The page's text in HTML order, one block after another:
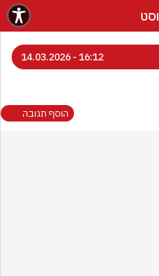
16:12 - 14.03.2026
הוסף תגובה